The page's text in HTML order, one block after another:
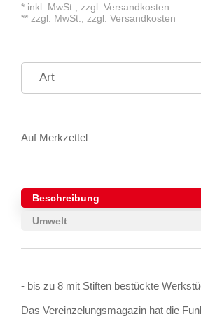
* inkl. MwSt., zzgl. Versandkosten
** zzgl. MwSt., zzgl. Versandkosten
Art
Auf Merkzettel
Beschreibung
Umwelt
- bis zu 8 mit Stiften bestückte
Das Vereinzelungsmagazin hat die